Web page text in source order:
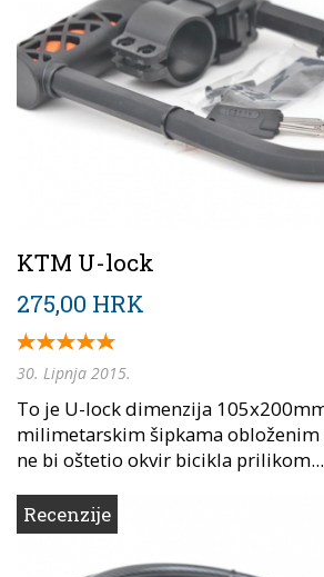
KTM U-lock
275,00 HRK
30. Lipnja 2015.
To je U-lock dimenzija
milimetarskim šipkama obloženim
ne bi oštetio okvir bicikla prilikom...
Recenzije